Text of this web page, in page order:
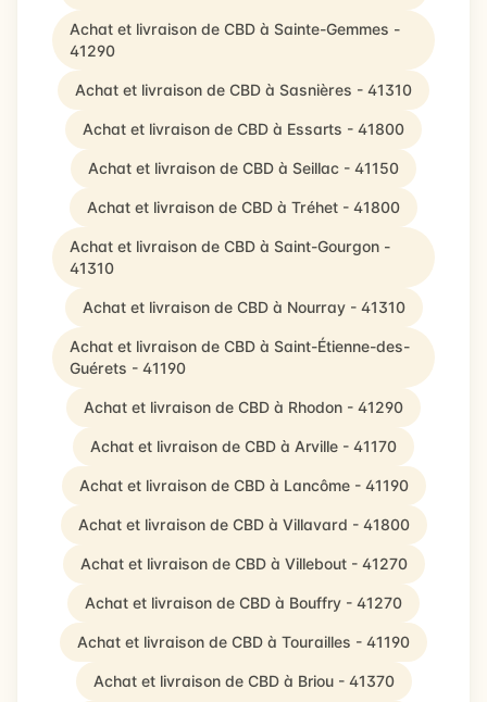
Achat et livraison de CBD à Sainte-Gemmes -
41290
Achat et livraison de CBD à Sasnières - 41310
Achat et livraison de CBD à Essarts - 41800
Achat et livraison de CBD à Seillac - 41150
Achat et livraison de CBD à Tréhet - 41800
Achat et livraison de CBD à Saint-Gourgon -
41310
Achat et livraison de CBD à Nourray - 41310
Achat et livraison de CBD à Saint-Étienne-des-
Guérets - 41190
Achat et livraison de CBD à Rhodon - 41290
Achat et livraison de CBD à Arville - 41170
Achat et livraison de CBD à Lancôme - 41190
Achat et livraison de CBD à Villavard - 41800
Achat et livraison de CBD à Villebout - 41270
Achat et livraison de CBD à Bouffry - 41270
Achat et livraison de CBD à Tourailles - 41190
Achat et livraison de CBD à Briou - 41370